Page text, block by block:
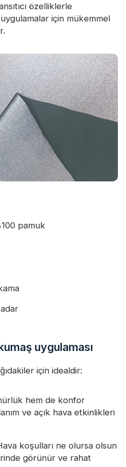
özelliklerle
için mükemmel
pamuk
uygulaması
için idealdir:
hem de konfor
ve açık hava etkinlikleri
koşulları ne olursa olsun
görünür ve rahat